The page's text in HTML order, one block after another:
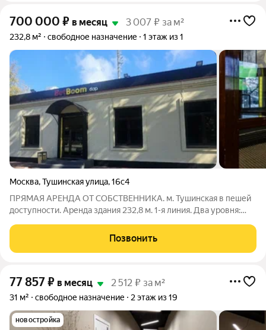
700 000 ₽ в месяц 3 007 ₽ за м²
232,8 м² свободное назначение 1 этаж из 1
Москва,Тушинская улица,16с4
ПРЯМАЯ АРЕНДА ОТ СОБСТВЕННИКА. м. Тушинская в пешей
доступности. Аренда здания 232,8 м. 1-я линия. Два уровня:
Открытая планировка. Витрины. Высота потолков 3м. 100 кВт.
Есть возможность
Позвонить
77 857₽ в месяц 2 512 ₽ за м²
31 м² свободное назначение 2 этаж из 19
новостройка